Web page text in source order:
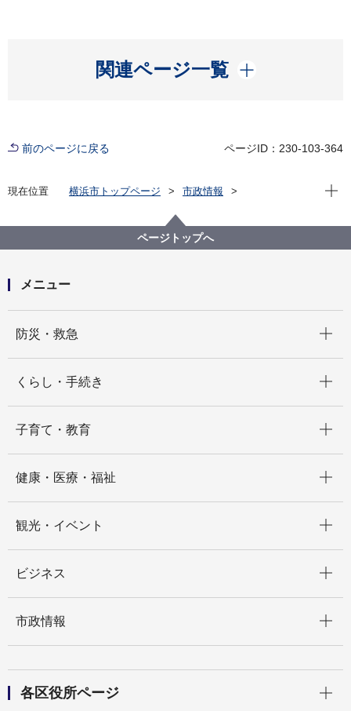
関連ページ一覧
開く
前のページに戻る ページID：230-103-364
現在位置 横浜市トップページ
市政情報
よこはま中区の歴史を碑もとく絵地図（第８版）を作
成しました！
現在
ページトップへ
メニュー
防災・救急
くらし・手続き
子育て・教育
健康・医療・福祉
観光・イベント
ビジネス
市政情報
各区役所ページ